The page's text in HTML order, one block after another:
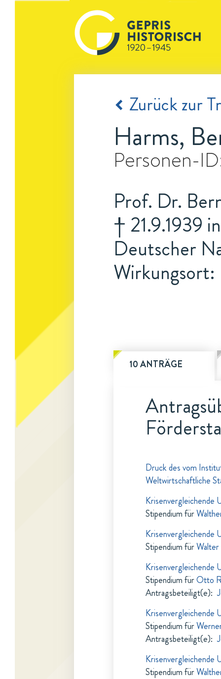
Zurück zur
Harms,
Personen-
Prof. Dr.
† 21.9.1939
Deutscher
Wirkungsort:
10 ANTRÄGE
Druck des vom
Weltwirtschaftliche
Krisenvergleichende
Stipendium für
Krisenvergleichende
Stipendium für
Krisenvergleichende
Stipendium fürOtto
Antragsbeteiligt(e):
Krisenvergleichende
Stipendium für
Antragsbeteiligt(e):
Krisenvergleichende
Stipendium für